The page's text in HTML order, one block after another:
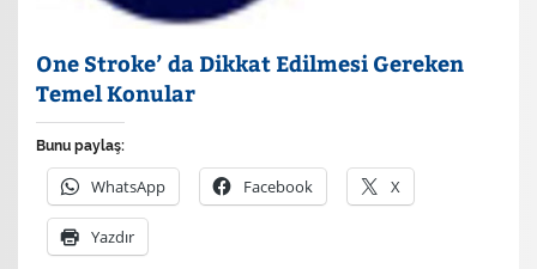
One Stroke’ da Dikkat Edilmesi Gereken
Temel Konular
Bunu paylaş:
WhatsApp Facebook X
Yazdır